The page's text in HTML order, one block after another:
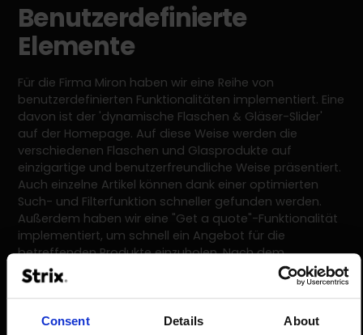
Consent Details About
Benutzerdefinierte
Elemente
Für die Firma Miron haben wir eine Reihe von
benutzerdefinierten Funktionalitäten implementiert. Eine
davon ist der 'dynamische Flaschen & Gläser-Slider'
auf der Homepage. Auf diese Weise werden die
verschiedenen Flaschen und Glasprodukte auf
einzigartige und benutzerfreundliche Weise präsentiert.
Auch einzelne Artikel können dank einer optimierten
Such- und Filterfunktion schneller gefunden werden.
Außerdem haben wir eine "Get a quote"-Funktionalität
implementiert, um schnell ein Angebot für die
betreffenden Produkte einzuholen. Nach dem
Absenden einer Angebotsanfrage erhält die
Verkaufsabteilung von Miron eine Benachrichtigung
und kann alle Details der Anfrage in Shopware
einsehen.